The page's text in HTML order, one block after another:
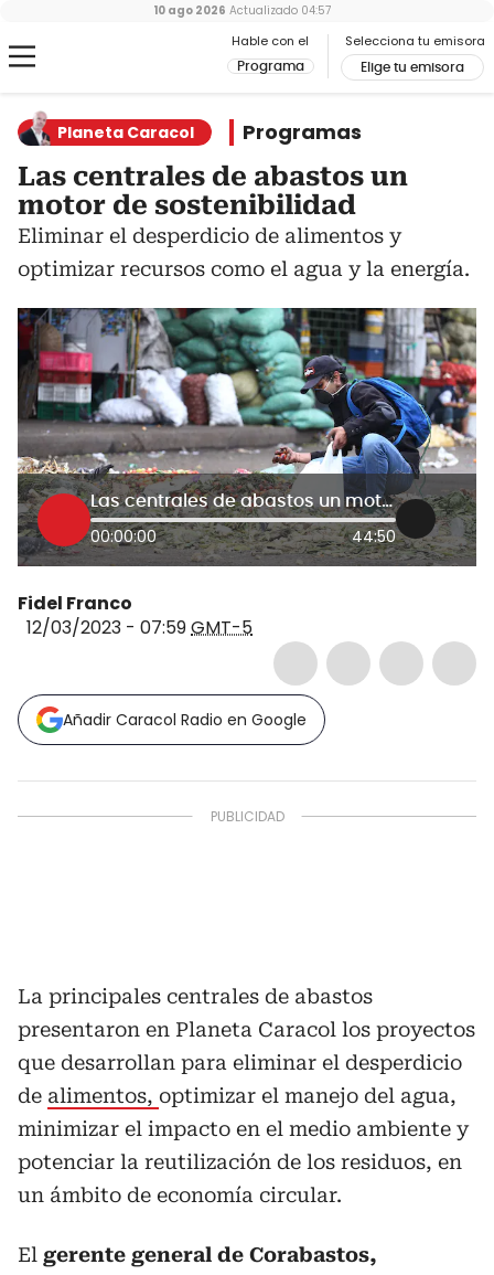
Hable con el
Programa
Selecciona tu emisora
Elige tu emisora
10 ago 2026 Actualizado 04:57
Planeta Caracol Programas
Las centrales de abastos un
motor de sostenibilidad
Eliminar el desperdicio de alimentos y
optimizar recursos como el agua y la energía.
Las centrales de abastos un motor de sostenibilidad
00:00:00 44:50
Fidel Franco
12/03/2023 - 07:59GMT-5
Añadir Caracol Radio en Google
La principales centrales de abastos
presentaron en Planeta Caracol los proyectos
que desarrollan para eliminar el desperdicio
de alimentos, optimizar el manejo del agua,
minimizar el impacto en el medio ambiente y
potenciar la reutilización de los residuos, en
un ámbito de economía circular.
El gerente general de Corabastos,